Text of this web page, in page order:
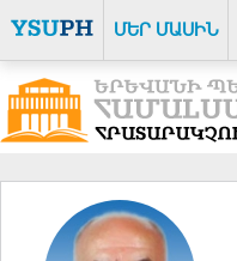
ՄԵՐ ՄԱՍԻՆ